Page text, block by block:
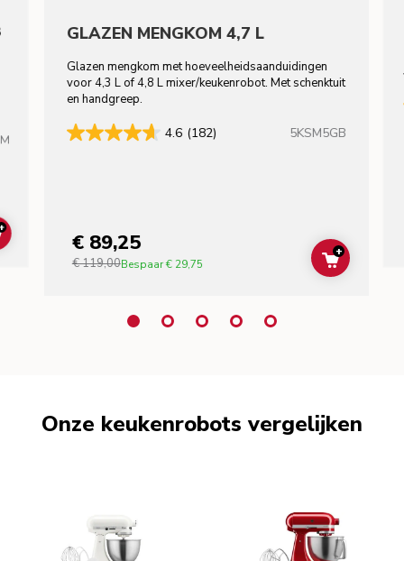
ADD TO CART
GLAZEN MENGKOM 4,7 L
Glazen mengkom met hoeveelheidsaanduidingen
voor 4,3 L of 4,8 L mixer/keukenrobot. Met schenktuit
en handgreep.
4.6 (182) 5KSM5GB
€ 89,25
€ 119,00Bespaar€ 29,75 ADD TO
+
Onze keukenrobots vergelijken